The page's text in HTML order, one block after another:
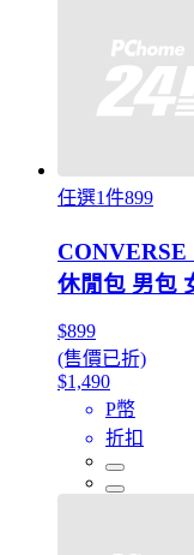
任選1件899
休閒包 男包
$899
(售價已折)
$1,490
P幣
折扣